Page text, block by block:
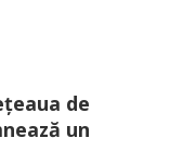
de
un